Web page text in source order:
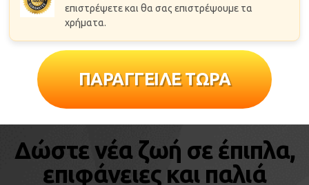
επιστρέψετε και θα σας επιστρέψουμε τα
χρήματα.
ΠΑΡΑΓΓΕΙΛΕ ΤΩΡΑ
Δώστε νέα ζωή σε έπιπλα,
επιφάνειες και παλιά